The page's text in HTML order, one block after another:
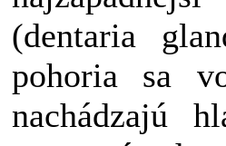
(dentaria
pohoria sa
nachádzajú